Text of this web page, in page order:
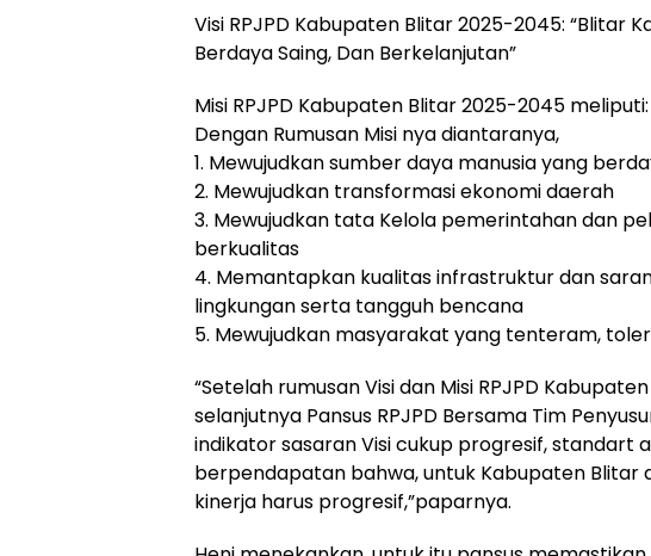
Visi RPJPD Kabupaten Blitar 2025-2045: “Blitar
Berdaya Saing, Dan Berkelanjutan”
Misi RPJPD Kabupaten Blitar 2025-2045 meliputi:
Dengan Rumusan Misi nya diantaranya,
1. Mewujudkan sumber daya manusia yang
2. Mewujudkan transformasi ekonomi daerah
3. Mewujudkan tata Kelola pemerintahan dan
berkualitas
4. Memantapkan kualitas infrastruktur dan
lingkungan serta tangguh bencana
5. Mewujudkan masyarakat yang tenteram,
“Setelah rumusan Visi dan Misi RPJPD
selanjutnya Pansus RPJPD Bersama Tim
indikator sasaran Visi cukup progresif, standart
berpendapatan bahwa, untuk Kabupaten
kinerja harus progresif,”paparnya.